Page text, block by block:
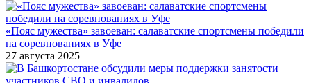
«Пояс мужества» завоеван: салаватские спортсмены победили
на соревнованиях в Уфе
27 августа 2025